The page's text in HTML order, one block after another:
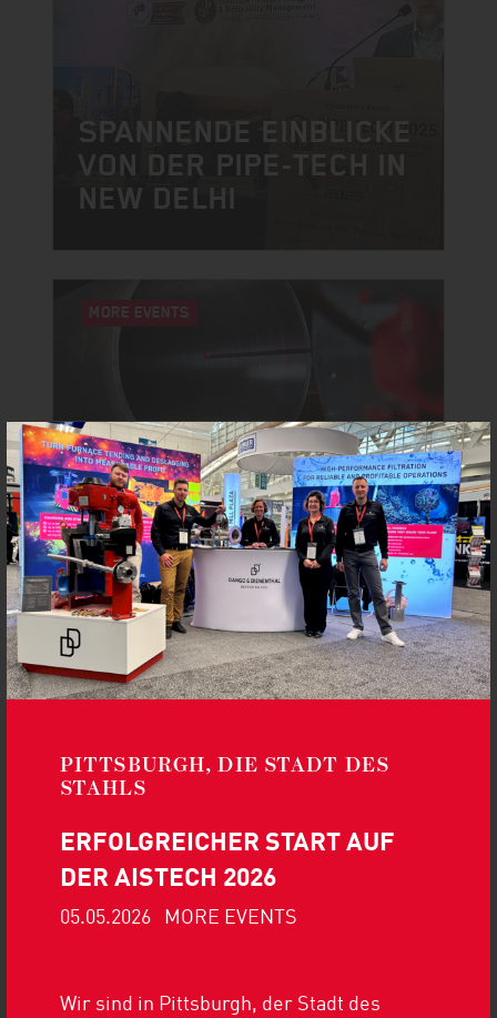
SPANNENDE EINBLICKE
VON DER PIPE-TECH IN
NEW DELHI
MORE EVENTS
NEW DELHI | INDIEN
GLOBAL PIPE-TECH
CONFERENCE 2025 |
19.-20. AUGUST
Nicht verpassen: Unser Vortrag auf
der Pipe-Tech 2025
Weiterlesen
MORE UPDATES
PITTSBURGH, DIE STADT DES
STAHLS
ERFOLGREICHER START AUF
DER AISTECH 2026
05.05.2026 MORE EVENTS
Wir sind in Pittsburgh, der Stadt des